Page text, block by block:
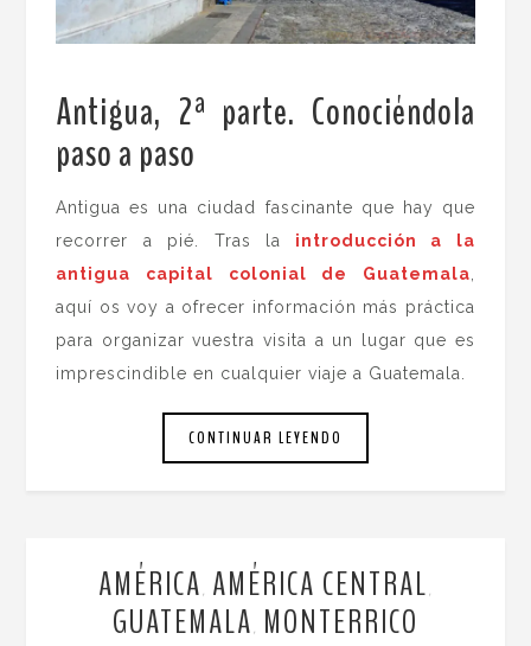
Antigua, 2ª parte. Conociéndola
paso a paso
Antigua es una ciudad fascinante que hay que
recorrer a pié. Tras la
introducción a la
antigua capital colonial de Guatemala
aquí os voy a ofrecer información más práctica
para organizar vuestra visita a un lugar que es
imprescindible en cualquier viaje a Guatemala.
CONTINUAR LEYENDO
AMÉRICA AMÉRICA CENTRAL
GUATEMALA MONTERRICO